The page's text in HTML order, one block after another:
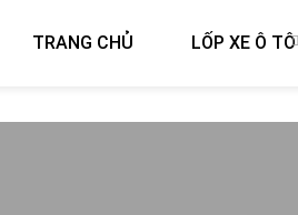
TRANG CHỦ LỐP XE Ô TÔ